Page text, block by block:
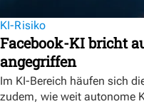
KI-Risiko
Facebook-KI bricht
angegriffen
Im KI-Bereich häufen sich
zudem, wie weit autonome